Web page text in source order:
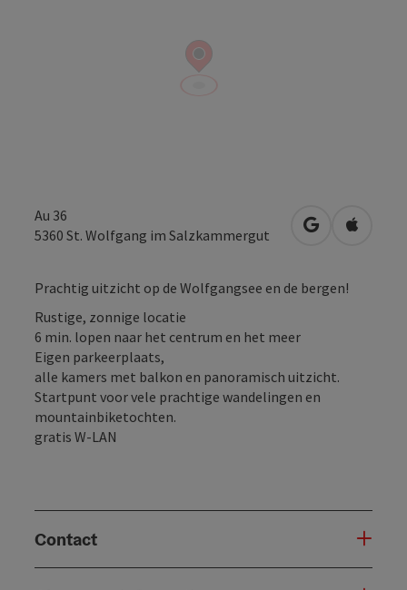
Au 36
5360 St. Wolfgang im Salzkammergut Openen in
Prachtig uitzicht op de Wolfgangsee en de bergen!
Rustige, zonnige locatie
6 min. lopen naar het centrum en het meer
Eigen parkeerplaats,
alle kamers met balkon en panoramisch uitzicht.
Startpunt voor vele prachtige wandelingen en
mountainbiketochten.
gratis W-LAN
Contact